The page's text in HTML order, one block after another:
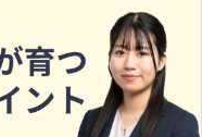
事例をまとめた資
への進出、事業承
ンジンとして活用
事例を掲載。業界